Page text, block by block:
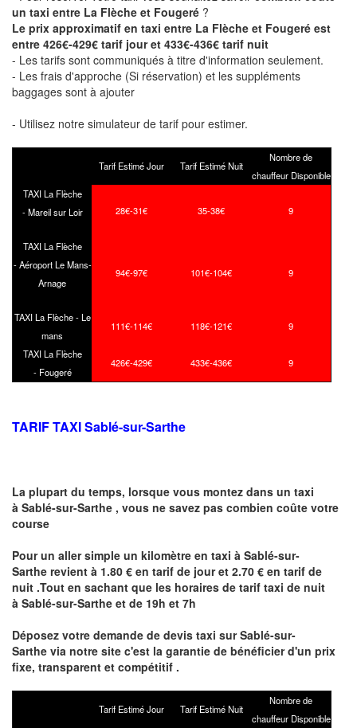
un taxi entre La Flèche et Fougeré ?
Le prix approximatif en taxi entre La Flèche et Fougeré est
entre 426€-429€ tarif jour et 433€-436€ tarif nuit
- Les tarifs sont communiqués à titre d'information seulement.
- Les frais d'approche (Si réservation) et les suppléments
baggages sont à ajouter
- Utilisez notre simulateur de tarif pour estimer.
Tarif Estimé Jour Tarif Estimé Nuit
Nombre de
chauffeur Disponible
TAXI La Flèche
- Mareil sur Loir
28€-31€ 35-38€ 9
TAXI La Flèche
- Aéroport Le Mans-
Arnage
94€-97€ 101€-104€ 9
TAXI La Flèche - Le
mans
111€-114€ 118€-121€ 9
TAXI La Flèche
- Fougeré
426€-429€ 433€-436€ 9
TARIF TAXI Sablé-sur-Sarthe
La plupart du temps, lorsque vous montez dans un taxi
à Sablé-sur-Sarthe , vous ne savez pas combien coûte votre
course
Pour un aller simple un kilomètre en taxi à Sablé-sur-
Sarthe revient à 1.80 € en tarif de jour et 2.70 € en tarif de
nuit .Tout en sachant que les horaires de tarif taxi de nuit
à Sablé-sur-Sarthe et de 19h et 7h
Déposez votre demande de devis taxi sur Sablé-sur-
Sarthe via notre site c'est la garantie de bénéficier d'un prix
fixe, transparent et compétitif .
Tarif Estimé Jour Tarif Estimé Nuit
Nombre de
chauffeur Disponible